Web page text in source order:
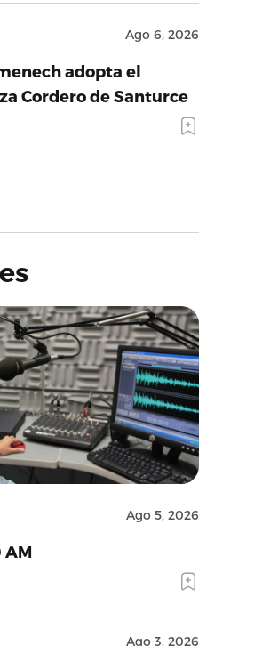
Ago 6, 2026
adopta el
Cordero de Santurce
Ago 5, 2026
AM
Ago 3, 2026